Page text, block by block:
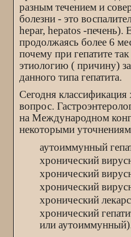
разным течением и
болезни - это
hepar, hepatos -печень).
продолжаясь более 6
почему при гепатите
этиологию ( причину)
данного типа гепатита.
Сегодня
вопрос.
на Международном
некоторыми
аутоиммунный
хронический
хронический
хронический
хронический
хронический
или